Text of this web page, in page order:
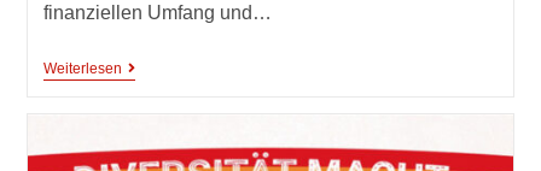
finanziellen Umfang und…
Weiterlesen